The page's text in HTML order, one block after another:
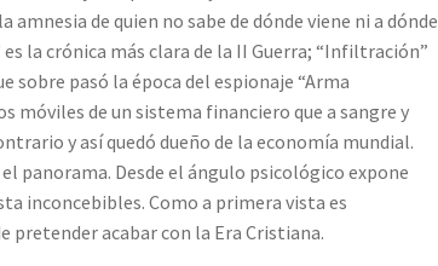
amnesia de quien no sabe de dónde viene ni a dónde
la crónica más clara de la II Guerra; “Infiltración”
sobre pasó la época del espionaje “Arma
móviles de un sistema financiero que a sangre y
y así quedó dueño de la economía mundial.
panorama. Desde el ángulo psicológico expone
inconcebibles. Como a primera vista es
pretender acabar con la Era Cristiana.